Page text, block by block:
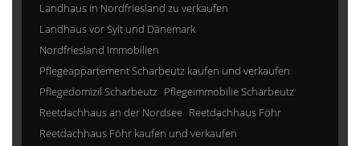
Landhaus in Nordfriesland zu verkaufen
Landhaus vor Sylt und Dänemark
Nordfriesland Immobilien
Pflegeappartement Scharbeutz kaufen und verkaufen
Pflegedomizil Scharbeutz Pflegeimmobilie Scharbeutz
Reetdachhaus an der Nordsee Reetdachhaus Föhr
Reetdachhaus Föhr kaufen und verkaufen